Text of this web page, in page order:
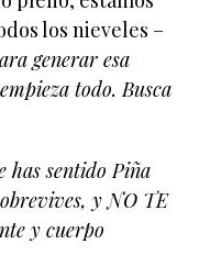
los nieveles –
generar esa
todo. Busca
has sentido Piña
y NO TE
y cuerpo